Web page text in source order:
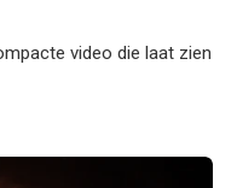
video die laat zien